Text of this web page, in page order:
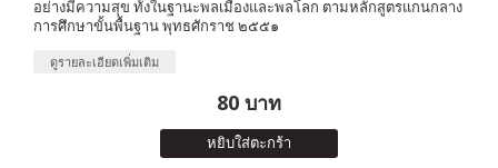
อย่างมีความสุข ทั้งในฐานะพลเมืองและพลโลก ตามหลักสูตรแกนกลาง
การศึกษาขั้นพื้นฐาน พุทธศักราช ๒๕๕๑
ดูรายละเอียดเพิ่มเติม
80 บาท
หยิบใส่ตะกร้า